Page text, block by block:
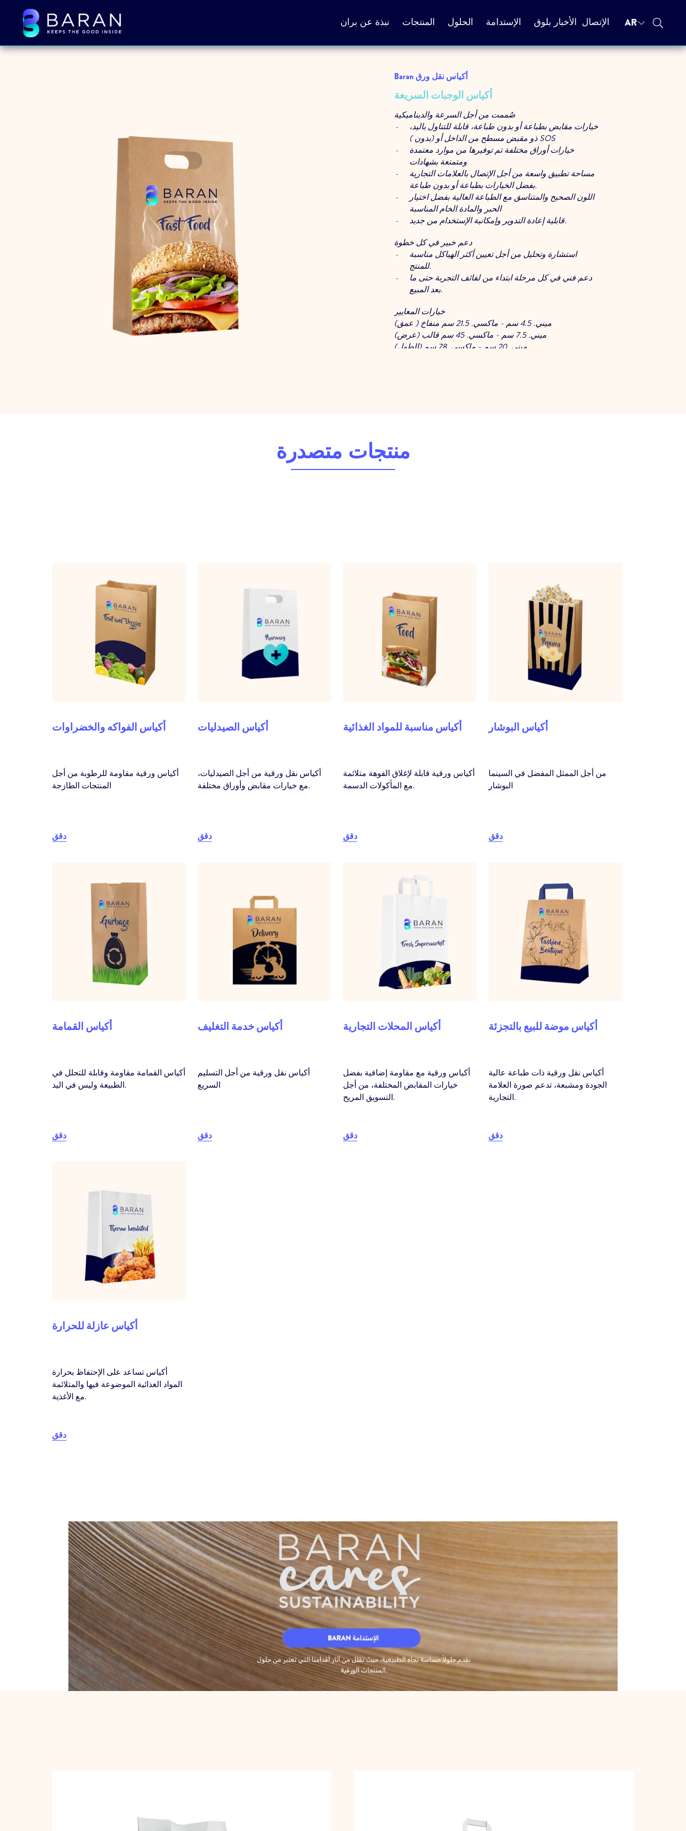
نبذة عن بران المنتجات الحلول الإستدامة الأخبار بلوق الإتصال AR
Baran أكياس نقل ورق
أكياس الوجبات السريعة
صُممت من أجل السرعة والديناميكية
خيارات مقابض بطباعة أو بدون طباعة، قابلة للتناول باليد،
ذو مقبض مسطح من الداخل أو (بدون ) SOS
خيارات أوراق مختلفة تم توفيرها من موارد معتمدة
ومتمتعة بشهادات
مساحة تطبيق واسعة من أجل الإتصال بالعلامات التجارية
بفضل الخيارات بطباعة أو بدون طباعة.
اللون الصحيح والمتناسق مع الطباعة العالية بفضل اختيار
الحبر والمادة الخام المناسبة
قابلية إعادة التدوير وإمكانية الإستخدام من جديد.
دعم خبير في كل خطوة
استشارة وتحليل من أجل تعيين أكثر الهياكل مناسبة
للمنتج.
دعم فني في كل مرحلة ابتداء من لفائف التجربة حتى ما
بعد المبيع.
خيارات المعايير
ميني. 4.5 سم - ماكسي. 21.5 سم منفاخ ( عمق)
ميني. 7.5 سم - ماكسي. 45 سم قالب (عرض)
ميني. 20 سم - ماكسي. 78 سم (الطول)
منتجات متصدرة
أكياس الفواكه والخضراوات
أكياس ورقية مقاومة للرطوبة من أجل
المنتجات الطازجة
دقق
أكياس الصيدليات
أكياس نقل ورقية من أجل الصيدليات،
مع خيارات مقابض وأوراق مختلفة.
دقق
أكياس مناسبة للمواد الغذائية
أكياس ورقية قابلة لإغلاق الفوهة متلائمة
مع المأكولات الدسمة.
دقق
أكياس البوشار
من أجل الممثل المفضل في السينما
البوشار
دقق
أكياس القمامة
أكياس القمامة مقاومة وقابلة للتحلل في
الطبيعة وليس في اليد.
دقق
أكياس خدمة التغليف
أكياس نقل ورقية من أجل التسليم
السريع
دقق
أكياس المحلات التجارية
أكياس ورقية مع مقاومة إضافية بفضل
خيارات المقابض المختلفة، من أجل
التسويق المريح.
دقق
أكياس موضة للبيع بالتجزئة
أكياس نقل ورقية ذات طباعة عالية
الجودة ومشبعة، تدعم صورة العلامة
التجارية.
دقق
أكياس عازلة للحرارة
أكياس تساعد على الإحتفاظ بحرارة
المواد الغذائية الموضوعة فيها والمتلائمة
مع الأغذية.
دقق